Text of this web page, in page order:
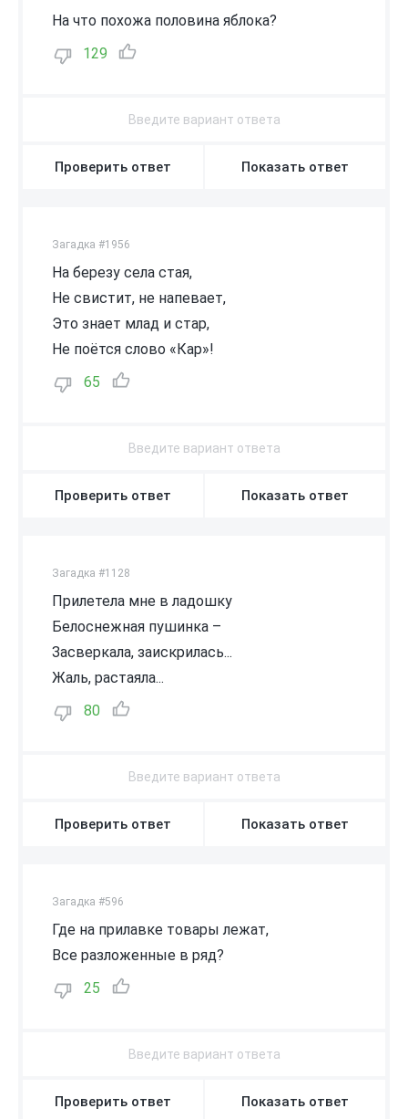
На что похожа половина яблока?
129
Проверить ответ Показать ответ
Загадка #1956
На березу села стая,
Не свистит, не напевает,
Это знает млад и стар,
Не поётся слово «Кар»!
65
Проверить ответ Показать ответ
Загадка #1128
Прилетела мне в ладошку
Белоснежная пушинка –
Засверкала, заискрилась...
Жаль, растаяла...
80
Проверить ответ Показать ответ
Загадка #596
Где на прилавке товары лежат,
Все разложенные в ряд?
25
Проверить ответ Показать ответ